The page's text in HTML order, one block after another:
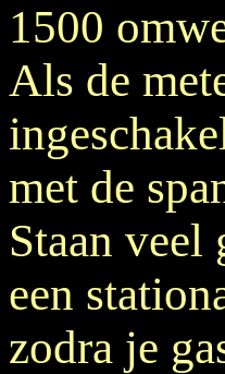
1500
Als de
met de
Staan
een
zodra je